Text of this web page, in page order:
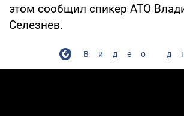
этом сообщил спикер АТО
Селезнев.
Видео